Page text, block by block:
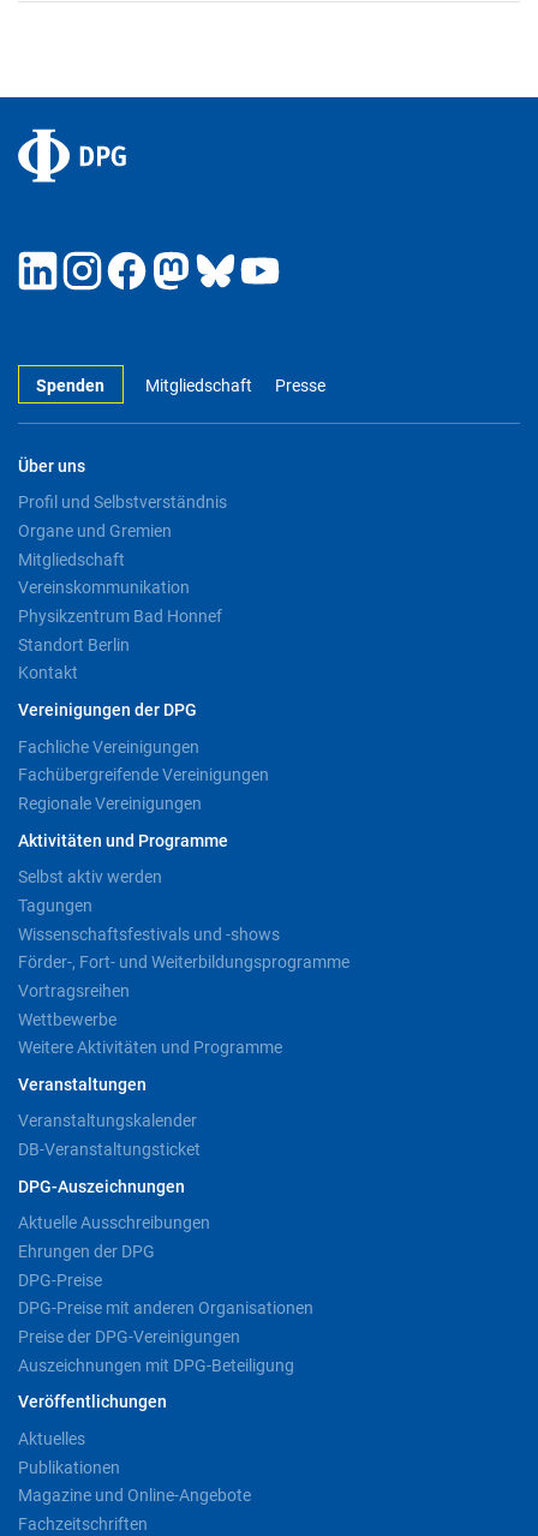
Spenden Mitgliedschaft Presse
Über uns
Profil und Selbstverständnis
Organe und Gremien
Mitgliedschaft
Vereinskommunikation
Physikzentrum Bad Honnef
Standort Berlin
Kontakt
Vereinigungen der DPG
Fachliche Vereinigungen
Fachübergreifende Vereinigungen
Regionale Vereinigungen
Aktivitäten und Programme
Selbst aktiv werden
Tagungen
Wissenschaftsfestivals und -shows
Förder-, Fort- und Weiterbildungsprogramme
Vortragsreihen
Wettbewerbe
Weitere Aktivitäten und Programme
Veranstaltungen
Veranstaltungskalender
DB-Veranstaltungsticket
DPG-Auszeichnungen
Aktuelle Ausschreibungen
Ehrungen der DPG
DPG-Preise
DPG-Preise mit anderen Organisationen
Preise der DPG-Vereinigungen
Auszeichnungen mit DPG-Beteiligung
Veröffentlichungen
Aktuelles
Publikationen
Magazine und Online-Angebote
Fachzeitschriften